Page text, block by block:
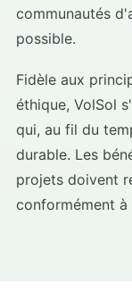
communautés
possible.
Fidèle aux
éthique, VolSol
qui, au fil du
durable. Les
projets doivent
conformément